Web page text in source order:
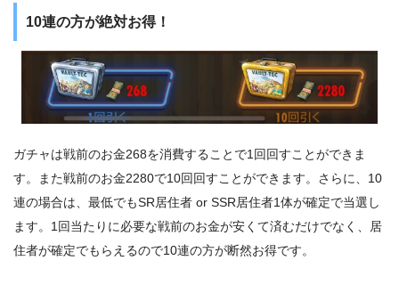
10連の方が絶対お得！
ガチャは戦前のお金268を消費することで1回回すことができま
す。また戦前のお金2280で10回回すことができます。さらに、10
連の場合は、最低でもSR居住者 or SSR居住者1体が確定で当選し
ます。1回当たりに必要な戦前のお金が安くて済むだけでなく、居
住者が確定でもらえるので10連の方が断然お得です。